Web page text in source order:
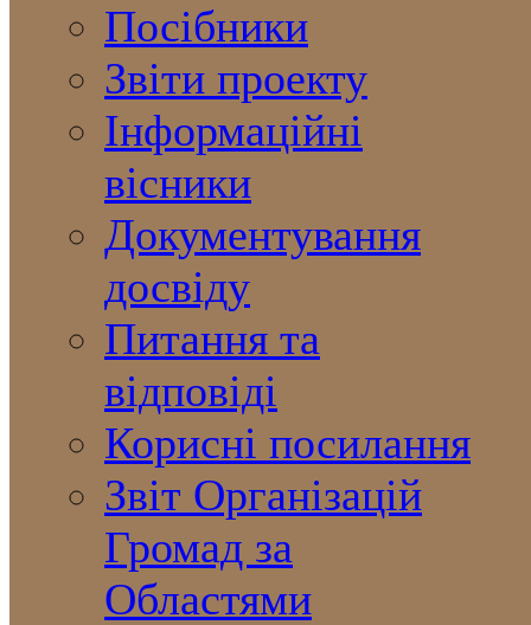
Посібники
Звіти проекту
Інформаційні
вісники
Документування
досвіду
Питання та
відповіді
Корисні посилання
Звіт Організацій
Громад за
Областями